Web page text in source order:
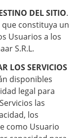
DEL SITIO.
constituya un
Usuarios a los
S.R.L.
LOS SERVICIOS
disponibles
legal para
las
los
como Usuario